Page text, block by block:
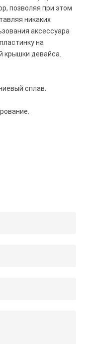
позволяя при этом
никаких
аксессуара
на
крышки девайса.
сплав.